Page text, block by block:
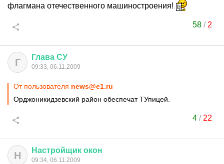
флагмана отечественного машиностроения!
58 / 2
Г Глава СУ
09:33, 06.11.2009
От пользователя news@e1.ru
Орджоникидзевский район обеспечат ТУпицей.
4 / 22
Н Настройщик окон
09:34, 06.11.2009